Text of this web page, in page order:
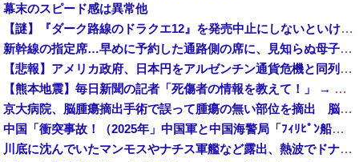
幕末のスピード感は異常他
【謎】『ダーク路線のドラクエ12』を発売中止にしないといけなかった理由ってガチでなに？とりあえすだせばいいやん
新幹線の指定席…早めに予約した通路側の席に、見知らぬ母子が。車掌の呼びかけにも「目を閉じて無視」して居座られました。無理やり奪われた席は、結局“...
【悲報】アメリカ政府、日本円をアルゼンチン通貨危機と同列扱いへ・・・
【熊本地震】毎日新聞の記者「死傷者の情報を教えて！」 → 企業「個人情報は控えます！」 → 記「年代は？特定につながらないでしょ？教えてよ？教え...
京大病院、脳腫瘍摘出手術で誤って腫瘍の無い部位を摘出 脳幹など損傷受け植物状態に
中国「衝突事故！（2025年」中国軍と中国海警局「ﾌｨﾘﾋﾟﾝ船の追跡中に衝突！（8/11」中国「2人死亡」中国政府「1年間隠蔽」日本「隠蔽され...
川底に沈んでいたマンモスやナチス軍艦など露出、熱波でドナウ川が歴史的渇水！